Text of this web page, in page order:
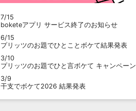
7/15
boketeアプリ サービス終了のお知らせ
6/15
プリッツのお題でひとことボケて結果発表
3/10
プリッツのお題でひと言ボケて キャンペーン
3/9
干支でボケて2026 結果発表